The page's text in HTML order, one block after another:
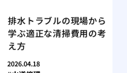
排水トラブルの現場から
学ぶ適正な清掃費用の考
え方
2026.04.18